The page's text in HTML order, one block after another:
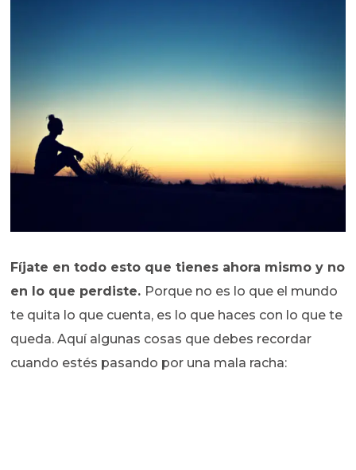
Fíjate en todo esto que tienes ahora mismo y no
en lo que perdiste. Porque no es lo que el mundo
te quita lo que cuenta, es lo que haces con lo que te
queda. Aquí algunas cosas que debes recordar
cuando estés pasando por una mala racha: